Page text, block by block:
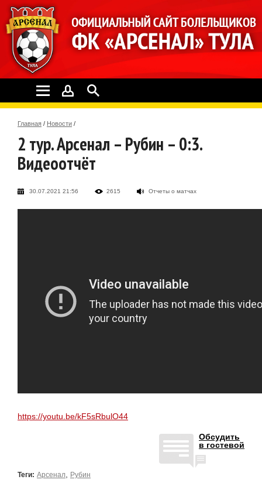
Главная / Новости /
2 тур. Арсенал – Рубин – 0:3.
Видеоотчёт
30.07.2021 21:56 2615 Отчеты о матчах
https://youtu.be/kF5sRbulO44
Обсудить
в гостевой
Теги: Арсенал Рубин